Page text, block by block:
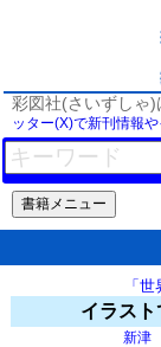
彩図社(さいずしゃ)
ッター(X)で新刊情報
「
イラス
新津